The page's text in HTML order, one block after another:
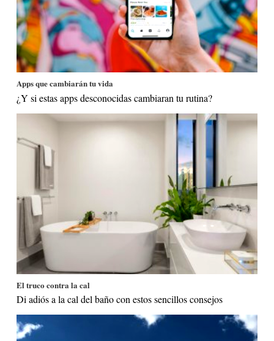
Apps que cambiarán tu vida
¿Y si estas apps desconocidas cambiaran tu rutina?
El truco contra la cal
Di adiós a la cal del baño con estos sencillos consejos